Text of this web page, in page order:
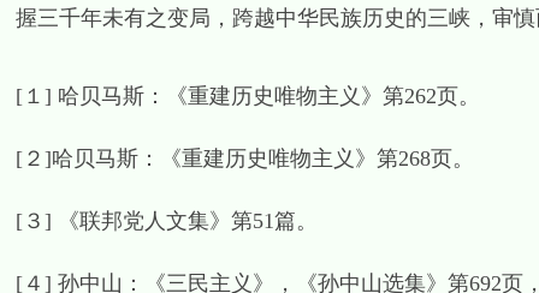
握三千年未有之变局，跨越中华民族历史的三峡，审
[１] 哈贝马斯：《重建历史唯物主义》第262页。
[２]哈贝马斯：《重建历史唯物主义》第268页。
[３] 《联邦党人文集》第51篇。
[４] 孙中山：《三民主义》，《孙中山选集》第692页